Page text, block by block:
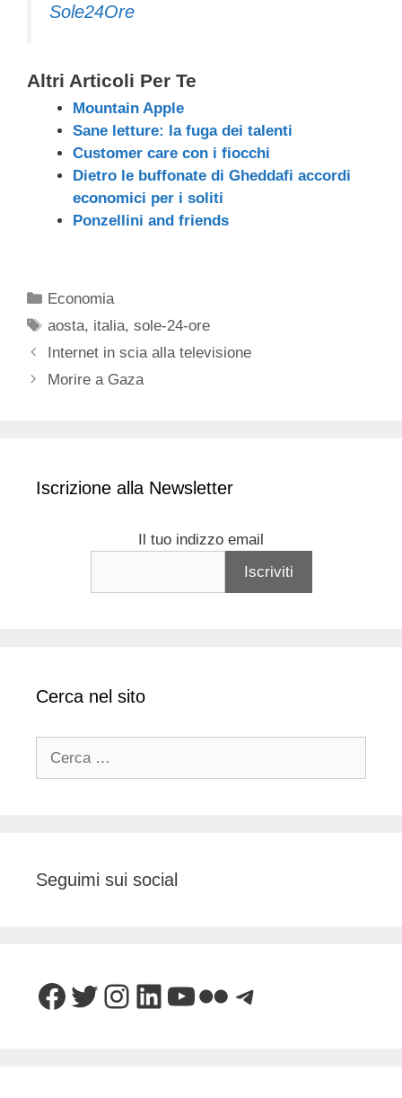
Sole24Ore
Altri Articoli Per Te
Mountain Apple
Sane letture: la fuga dei talenti
Customer care con i fiocchi
Dietro le buffonate di Gheddafi accordi
economici per i soliti
Ponzellini and friends
Categorie
Economia
Tag
aosta, italia,sole-24-ore
Internet in scia alla televisione
Morire a Gaza
Iscrizione alla Newsletter
Il tuo indizzo email
Cerca nel sito
Seguimi sui social
Facebook
Twitter
Instagram
LinkedIn
YouTube
FlickrTelegram